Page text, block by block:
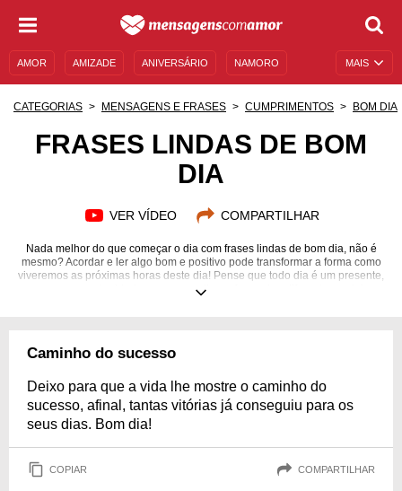
MAIS
AMOR AMIZADE ANIVERSÁRIO NAMORO
MENSAGENS DE ANIVERSÁRIO
CATEGORIAS MENSAGENS E FRASES CUMPRIMENTOS BOM DIA
FRASES LINDAS DE BOM
DIA
VER VÍDEO COMPARTILHAR
Nada melhor do que começar o dia com frases lindas de bom dia, não é
mesmo? Acordar e ler algo bom e positivo pode transformar a forma como
viveremos as próximas horas deste dia! Pense que todo dia é um presente,
uma nova oportunidade para ser melhor e fazer algo diferente, evoluir e
agradecimento e como as pessoas com quem você compartilhar se
Caminho do sucesso
Deixo para que a vida lhe mostre o caminho do
sucesso, afinal, tantas vitórias já conseguiu para os
seus dias. Bom dia!
COPIAR COMPARTILHAR